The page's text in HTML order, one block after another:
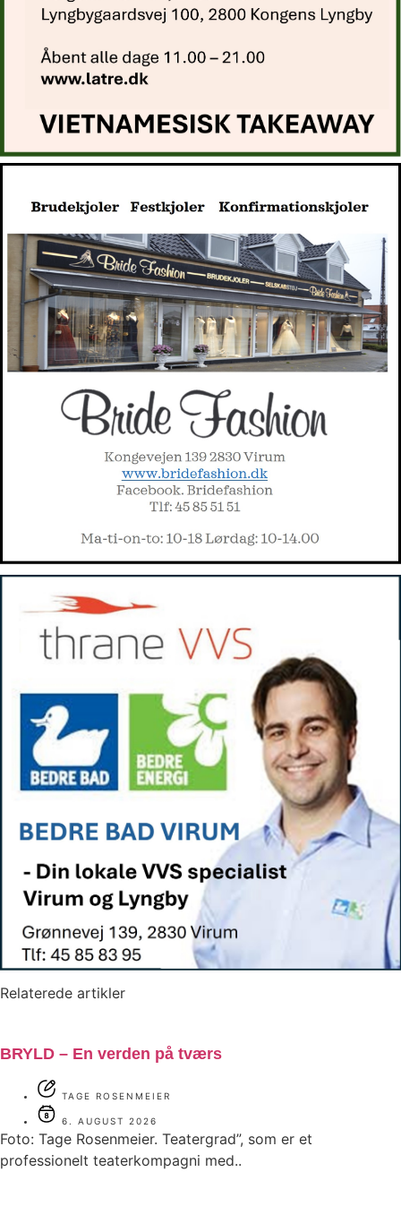
Relaterede artikler
BRYLD – En verden på tværs
TAGE ROSENMEIER
6. AUGUST 2026
Foto: Tage Rosenmeier. Teatergrad”, som er et
professionelt teaterkompagni med..